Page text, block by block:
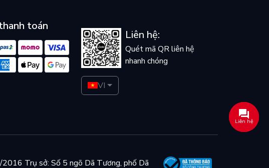
toán
Liên hệ:
Quét mã QR liên hệ
nhanh chóng
VI
Trụ sở: Số 5 ngõ Dã Tương, phố Dã
Liên hệ